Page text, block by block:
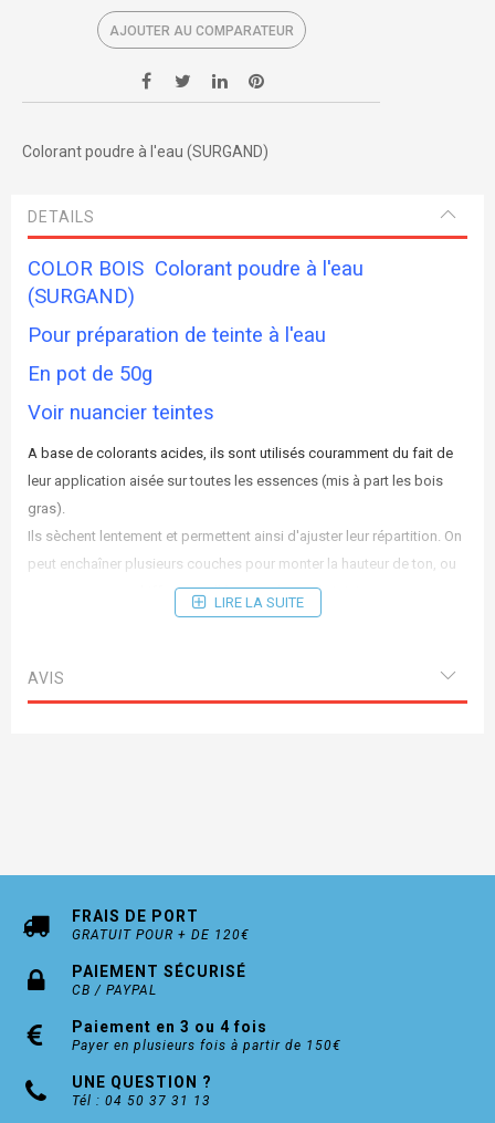
AJOUTER AU COMPARATEUR
Colorant poudre à l'eau (SURGAND)
DETAILS
COLOR BOIS Colorant poudre à l'eau
(SURGAND)
Pour préparation de teinte à l'eau
En pot de 50g
Voir nuancier teintes
A base de colorants acides, ils sont utilisés couramment du fait de
leur application aisée sur toutes les essences (mis à part les bois
gras).
Ils sèchent lentement et permettent ainsi d'ajuster leur répartition. On
peut enchaîner plusieurs couches pour monter la hauteur de ton, ou
essuyer avec un chiffon mouillé pour rabattre la teinte.
Une fois sèche, la teinte est compatible avec tout type de finition
Son seul défaut réside dans le fait de relever les pores du bois.
LIRE LA SUITE
AVIS
FRAIS DE PORT
GRATUIT POUR + DE 120€
PAIEMENT SÉCURISÉ
CB / PAYPAL
Paiement en 3 ou 4 fois
Payer en plusieurs fois à partir de 150€
UNE QUESTION ?
Tél : 04 50 37 31 13